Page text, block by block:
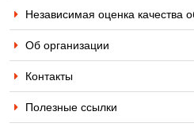
Независимая оценка качества
Об организации
Контакты
Полезные ссылки